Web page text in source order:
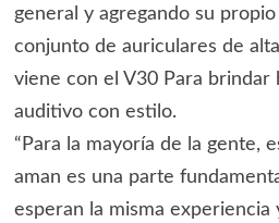
general y agregando su
conjunto de auriculares de
viene con el V30 Para brindar
auditivo con estilo.
“Para la mayoría de la gente,
aman es una parte
esperan la misma experiencia